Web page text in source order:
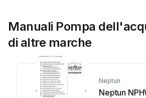
Manuali Pompa
di altre marche
Neptun
Neptun